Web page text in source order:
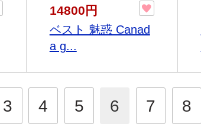
14800円
ベスト 魅惑 Canad
a g...
3 4 5 6 7 8